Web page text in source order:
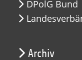
DPolG Bund
Archiv